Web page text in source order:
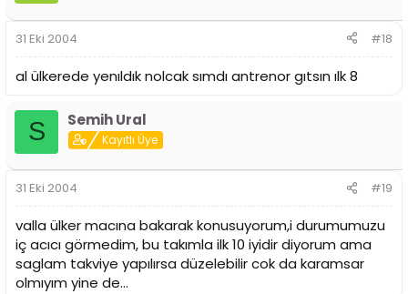
31 Eki 2004 #18
al ülkerede yenıldık nolcak sımdı antrenor gıtsın ılk 8
S Semih Ural
Kayıtlı Üye
31 Eki 2004 #19
valla ülker macına bakarak konusuyorum,i durumumuzu
iç acıcı görmedim, bu takımla ilk 10 iyidir diyorum ama
saglam takviye yapılırsa düzelebilir cok da karamsar
olmıyım yine de...